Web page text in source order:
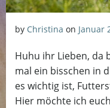
by Christina on Januar
Huhu ihr Lieben, da
mal ein bisschen in
es wichtig ist,
Hier möchte ich